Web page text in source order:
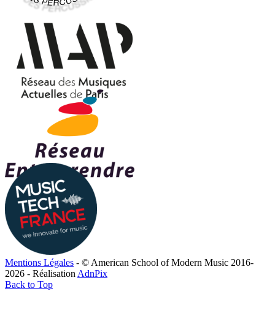
Mentions Légales - © American School of Modern Music 2016-
2026 - Réalisation AdnPix
Back to Top